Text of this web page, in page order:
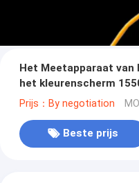
Het Meetapparaat van
het kleurenscherm
Meetapparaat van het
Prijs：By negotiation
Beste prijs